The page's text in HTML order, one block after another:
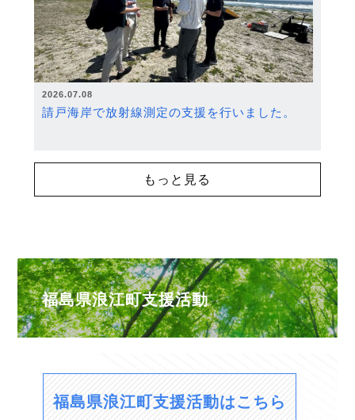
2026.07.08
請戸海岸で放射線測定の支援を行いました。
もっと見る
福島県浪江町支援活動
福島県浪江町支援活動はこちら